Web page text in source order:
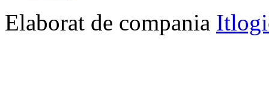
Elaborat de compania